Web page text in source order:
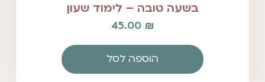
בשעה טובה – לימוד שעון
45.00 ₪
הוספה לסל